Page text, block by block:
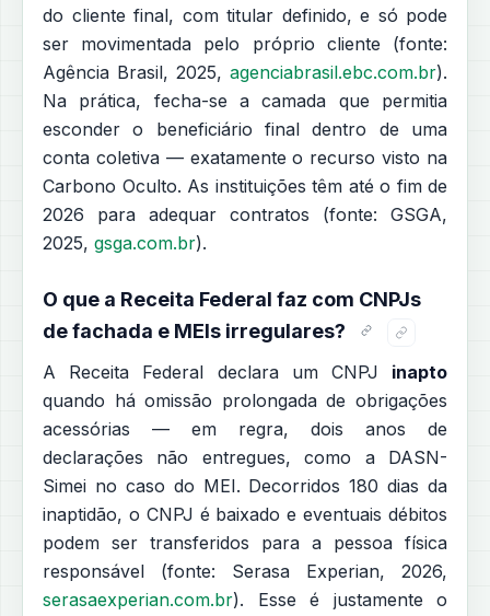
do cliente final, com titular definido, e só pode
ser movimentada pelo próprio cliente (fonte:
Agência Brasil, 2025, agenciabrasil.ebc.com.br).
Na prática, fecha-se a camada que permitia
esconder o beneficiário final dentro de uma
conta coletiva — exatamente o recurso visto na
Carbono Oculto. As instituições têm até o fim de
2026 para adequar contratos (fonte: GSGA,
2025, gsga.com.br).
O que a Receita Federal faz com CNPJs
de fachada e MEIs irregulares?
A Receita Federal declara um CNPJ inapto
quando há omissão prolongada de obrigações
acessórias — em regra, dois anos de
declarações não entregues, como a DASN-
Simei no caso do MEI. Decorridos 180 dias da
inaptidão, o CNPJ é baixado e eventuais débitos
podem ser transferidos para a pessoa física
responsável (fonte: Serasa Experian, 2026,
serasaexperian.com.br). Esse é justamente o